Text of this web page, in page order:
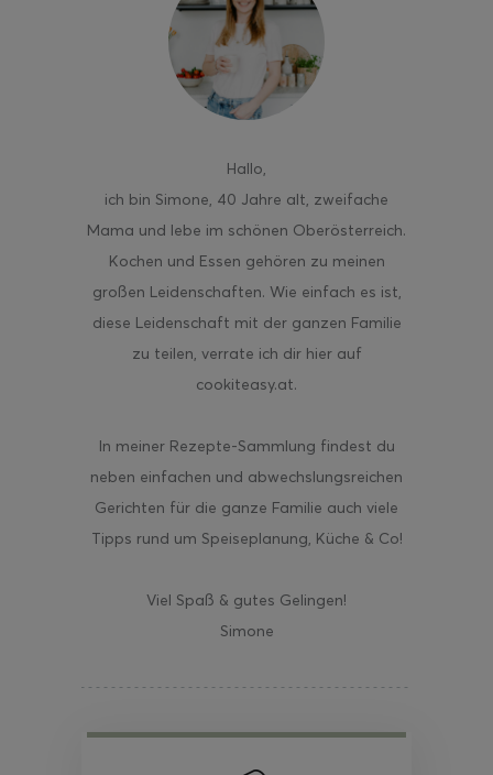
Hallo,
ich bin Simone, 40 Jahre alt, zweifache
Mama und lebe im schönen Oberösterreich.
Kochen und Essen gehören zu meinen
großen Leidenschaften. Wie einfach es ist,
diese Leidenschaft mit der ganzen Familie
zu teilen, verrate ich dir hier auf
cookiteasy.at.
In meiner Rezepte-Sammlung findest du
neben einfachen und abwechslungsreichen
Gerichten für die ganze Familie auch viele
Tipps rund um Speiseplanung, Küche & Co!
Viel Spaß & gutes Gelingen!
Simone